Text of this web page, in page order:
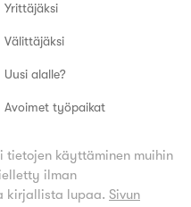
Yrittäjäksi
Välittäjäksi
Uusi alalle?
Avoimet työpaikat
käyttäminen muihin
ilman
kirjallista lupaa. Sivun